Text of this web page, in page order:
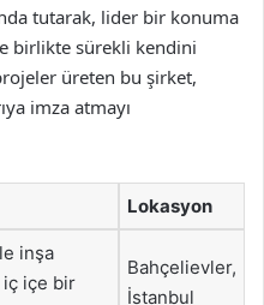
tutarak, lider bir konuma
birlikte sürekli kendini
üreten bu şirket,
imza atmayı
Lokasyon
inşa
içe bir
Bahçelievler,
İstanbul